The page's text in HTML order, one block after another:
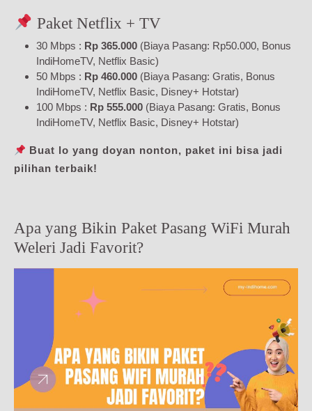
Paket Netflix + TV
30 Mbps : Rp 365.000 (Biaya Pasang: Rp50.000, Bonus
IndiHomeTV, Netflix Basic)
50 Mbps : Rp 460.000 (Biaya Pasang: Gratis, Bonus
IndiHomeTV, Netflix Basic, Disney+ Hotstar)
100 Mbps : Rp 555.000 (Biaya Pasang: Gratis, Bonus
IndiHomeTV, Netflix Basic, Disney+ Hotstar)
Buat lo yang doyan nonton, paket ini bisa jadi
pilihan terbaik!
Apa yang Bikin Paket Pasang WiFi Murah
Weleri Jadi Favorit?